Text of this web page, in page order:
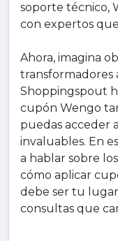
soporte técnico,
con expertos
Ahora, imagina
transformadores
Shoppingspout
cupón Wengo
puedas acceder
invaluables. En
a hablar sobre
cómo aplicar
debe ser tu
consultas que